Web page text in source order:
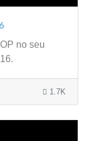
no seu
1.7K